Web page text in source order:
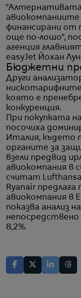
"Алтернативата
финансирани от
още по-лошо",
агенция
easyJet Йохан
Бюджетни
Други
която е
конкуренция.
При покупката
посочиха
Италия, където
органите за
взели предвид
авиокомпания в
считат
Ryanair
авиокомпания в
показва анализ
непосредствено
8,2%.